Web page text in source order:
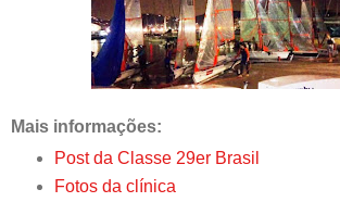
Mais informações:
Post da Classe 29er Brasil
Fotos da clínica